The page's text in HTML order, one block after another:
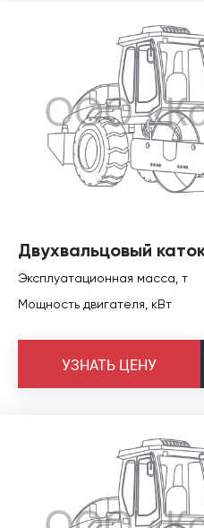
Двухвальцовый
Эксплуатационная масса, т
Мощность двигателя, кВт
УЗНАТЬ ЦЕНУ